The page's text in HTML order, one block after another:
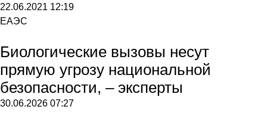
22.06.2021 12:19
ЕАЭС
Биологические вызовы несут
прямую угрозу национальной
безопасности, – эксперты
30.06.2026 07:27